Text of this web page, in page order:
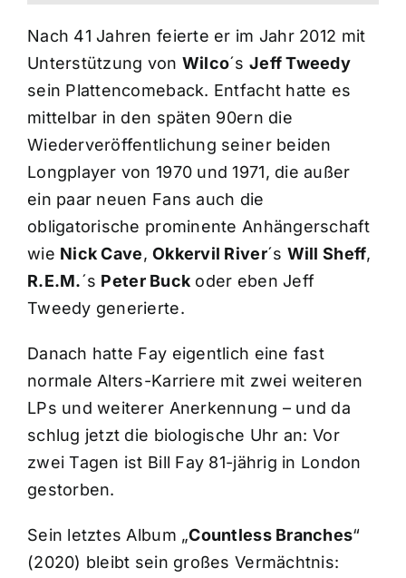
Nach 41 Jahren feierte er im Jahr 2012 mit
Unterstützung von Wilco´sJeff Tweedy
sein Plattencomeback. Entfacht hatte es
mittelbar in den späten 90ern die
Wiederveröffentlichung seiner beiden
Longplayer von 1970 und 1971, die außer
ein paar neuen Fans auch die
obligatorische prominente Anhängerschaft
wie Nick Cave,Okkervil River´s Will Sheff,
R.E.M.´s Peter Buck oder eben Jeff
Tweedy generierte.
Danach hatte Fay eigentlich eine fast
normale Alters-Karriere mit zwei weiteren
LPs und weiterer Anerkennung – und da
schlug jetzt die biologische Uhr an: Vor
zwei Tagen ist Bill Fay 81-jährig in London
gestorben.
Sein letztes Album „Countless Branches“
(2020) bleibt sein großes Vermächtnis: